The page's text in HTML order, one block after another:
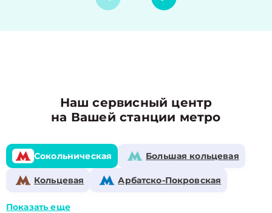
Наш сервисный центр
на Вашей станции метро
Сокольническая Большая кольцевая
Кольцевая Арбатско-Покровская
Показать еще